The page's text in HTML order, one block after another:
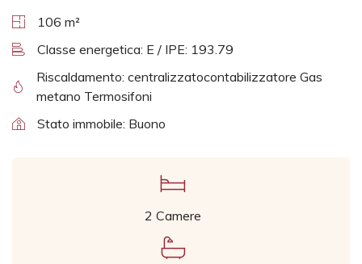
106 m²
Classe energetica: E / IPE: 193.79
Riscaldamento: centralizzatocontabilizzatore Gas
metano Termosifoni
Stato immobile: Buono
2 Camere